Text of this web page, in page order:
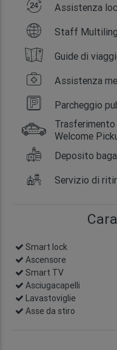
Assistenza
Staff
Guide di
Assistenza
Parcheggio
Welcome
Deposito
Servizio di
Smart lock
Ascensore
Smart TV
Asciugacapelli
Lavastoviglie
Asse da stiro